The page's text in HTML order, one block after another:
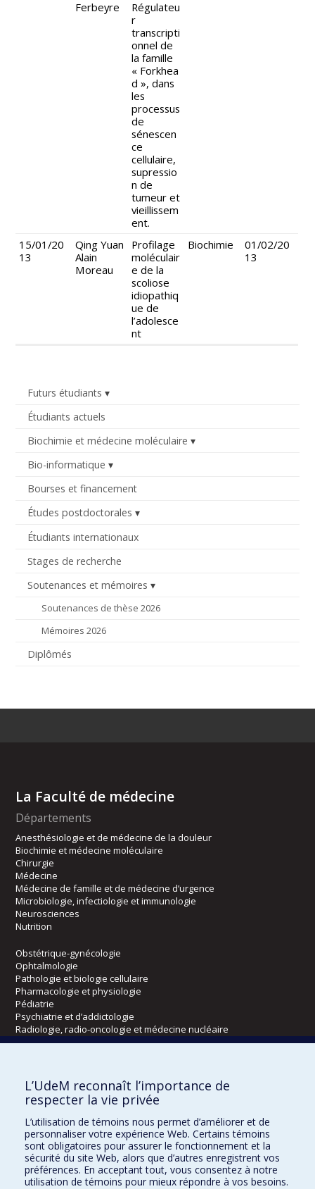
Futurs étudiants
Étudiants actuels
Biochimie et médecine moléculaire
Bio-informatique
Bourses et financement
Études postdoctorales
Étudiants internationaux
Stages de recherche
Soutenances et mémoires
Soutenances de thèse 2026
Mémoires 2026
Diplômés
Ferbeyre
Régulateu
r
transcripti
onnel de
la famille
« Forkhea
d », dans
les
processus
de
sénescen
ce
cellulaire,
supressio
n de
tumeur et
vieillissem
ent.
15/01/20
13
Qing Yuan
Alain
Moreau
Profilage
moléculair
e de la
scoliose
idiopathiq
ue de
l’adolesce
nt
Biochimie
01/02/20
13
La Faculté de médecine
Départements
Anesthésiologie et de médecine de la douleur
Biochimie et médecine moléculaire
Chirurgie
Médecine
Médecine de famille et de médecine d’urgence
Microbiologie, infectiologie et immunologie
Neurosciences
Nutrition
Obstétrique-gynécologie
Ophtalmologie
Pathologie et biologie cellulaire
Pharmacologie et physiologie
Pédiatrie
Psychiatrie et d’addictologie
Radiologie, radio-oncologie et médecine nucléaire
Kinésiologie et des sciences de l’activité physique
Orthophonie et audiologie
Réadaptation
Directions
DPC
L’UdeM reconnaît l’importance de
respecter la vie privée
L’utilisation de témoins nous permet d’améliorer et de
personnaliser votre expérience Web. Certains témoins
sont obligatoires pour assurer le fonctionnement et la
sécurité du site Web, alors que d’autres enregistrent vos
préférences. En acceptant tout, vous consentez à notre
utilisation de témoins pour mieux répondre à vos besoins.